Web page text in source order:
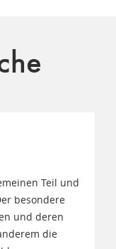
Teil und
besondere
und deren
die